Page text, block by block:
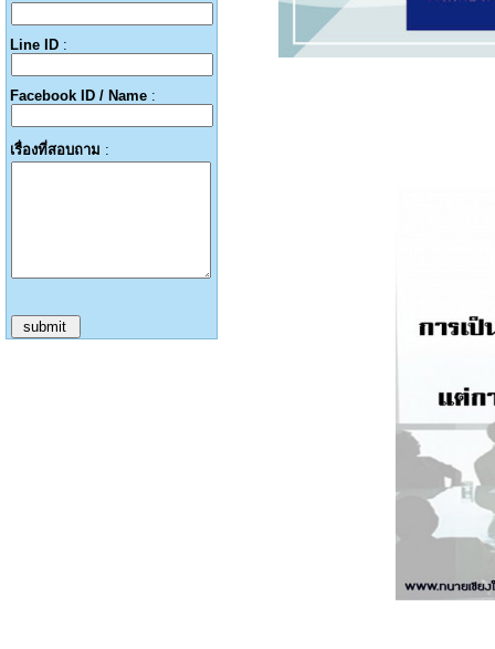
Line ID :
Facebook ID / Name :
เรื่องที่สอบถาม :